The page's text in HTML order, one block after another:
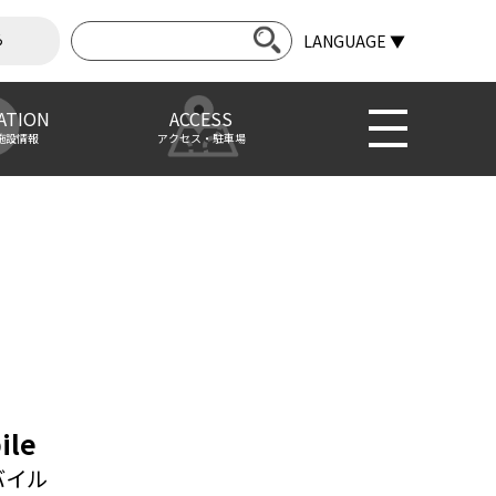
LANGUAGE ▼
設情報
ACCESS
アクセス・駐車場
ル